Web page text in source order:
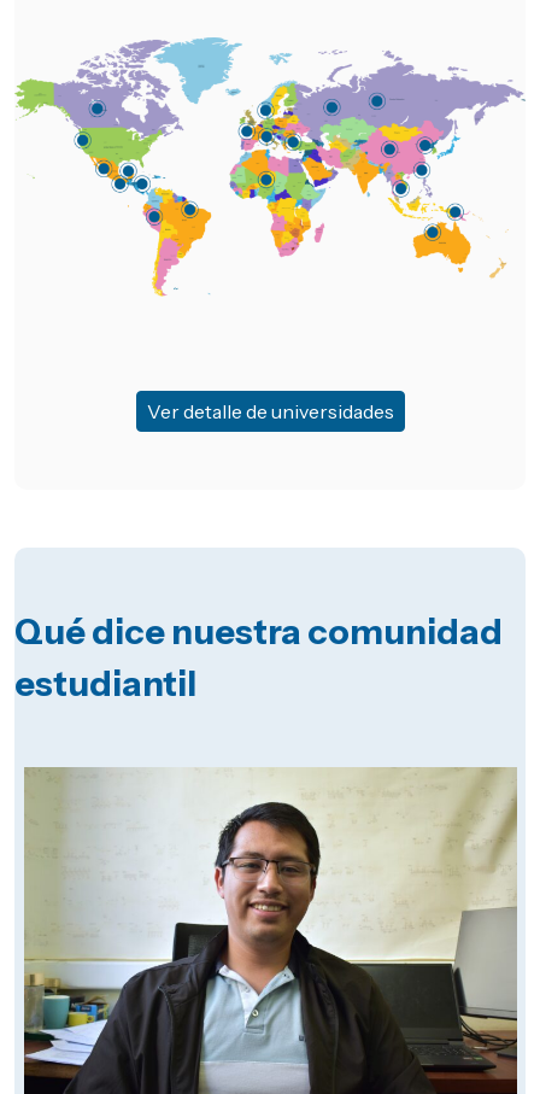
Ver detalle de universidades
Qué dice nuestra comunidad
estudiantil